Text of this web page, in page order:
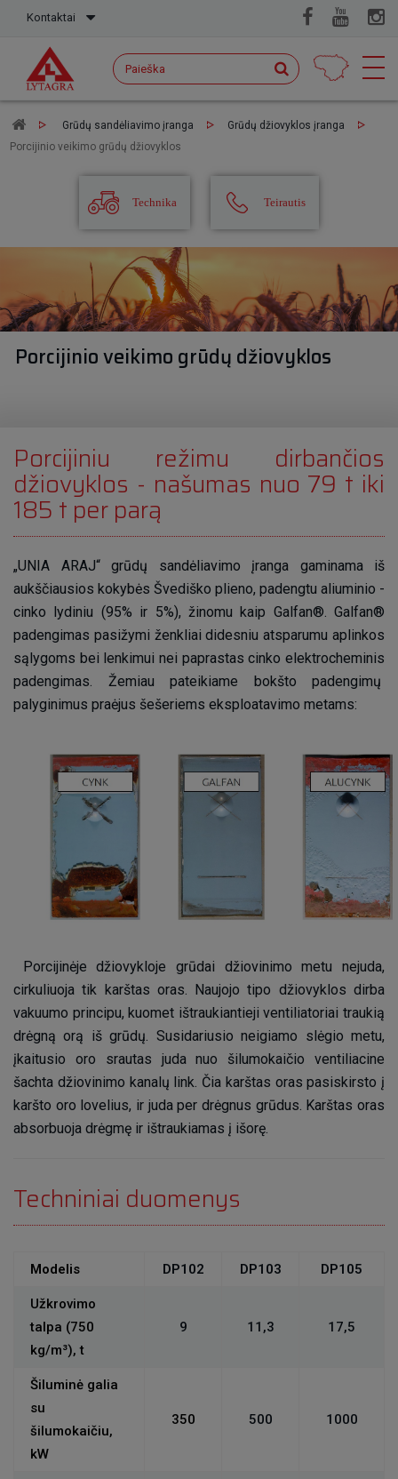
Kontaktai
Grūdų sandėliavimo įranga
Grūdų džiovyklos įranga
Porcijinio veikimo grūdų džiovyklos
Technika Teirautis
Porcijinio veikimo grūdų džiovyklos
Porcijiniu režimu dirbančios
džiovyklos - našumas nuo 79 t iki
185 t per parą
„UNIA ARAJ“ grūdų sandėliavimo įranga gaminama iš
aukščiausios kokybės Švediško plieno, padengtu aliuminio -
cinko lydiniu (95% ir 5%), žinomu kaip Galfan®. Galfan®
padengimas pasižymi ženkliai didesniu atsparumu aplinkos
sąlygoms bei lenkimui nei paprastas cinko elektrocheminis
padengimas. Žemiau pateikiame bokšto padengimų
palyginimus praėjus šešeriems eksploatavimo metams:
Porcijinėje džiovykloje grūdai džiovinimo metu nejuda,
cirkuliuoja tik karštas oras. Naujojo tipo džiovyklos dirba
vakuumo principu, kuomet ištraukiantieji ventiliatoriai traukią
drėgną orą iš grūdų. Susidariusio neigiamo slėgio metu,
įkaitusio oro srautas juda nuo šilumokaičio ventiliacine
šachta džiovinimo kanalų link. Čia karštas oras pasiskirsto į
karšto oro lovelius, ir juda per drėgnus grūdus. Karštas oras
absorbuoja drėgmę ir ištraukiamas į išorę.
Techniniai duomenys
Modelis DP102 DP103 DP105
Užkrovimo
talpa (750
kg/m³), t
9 11,3 17,5
Šiluminė galia
su
šilumokaičiu,
kW
350 500 1000